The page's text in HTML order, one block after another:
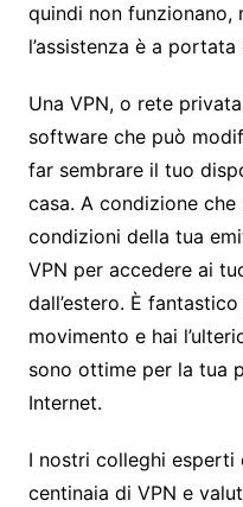
quindi non funzionano,
l’assistenza è a portata
Una VPN, o rete
software che può
far sembrare il tuo
casa. A condizione
condizioni della tua
VPN per accedere ai
dall’estero. È
movimento e hai
sono ottime per la tua
Internet.
I nostri colleghi esperti
centinaia di VPN e